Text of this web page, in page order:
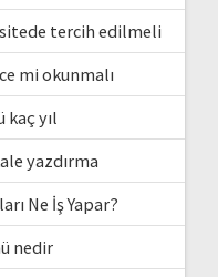
tercih edilmeli
mi okunmalı
yıl
yazdırma
Ne İş Yapar?
nedir